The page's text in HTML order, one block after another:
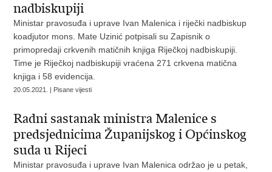
nadbiskupiji
Ministar pravosuđa i uprave Ivan Malenica i riječki nadbiskup
koadjutor mons. Mate Uzinić potpisali su Zapisnik o
primopredaji crkvenih matičnih knjiga Riječkoj nadbiskupiji.
Time je Riječkoj nadbiskupiji vraćena 271 crkvena matična
knjiga i 58 evidencija.
20.05.2021. | Pisane vijesti
Radni sastanak ministra Malenice s
predsjednicima Županijskog i Općinskog
suda u Rijeci
Ministar pravosuđa i uprave Ivan Malenica održao je u petak,